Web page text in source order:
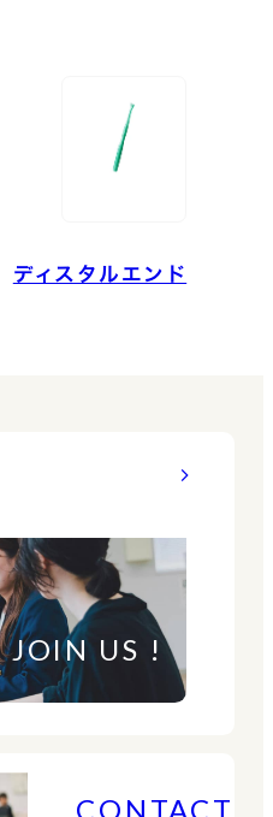
ディスタルエンド
JOIN US !
CONTACT